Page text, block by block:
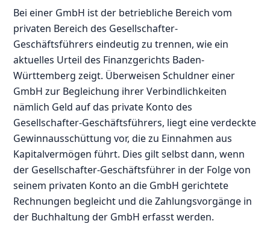
Bei einer GmbH ist der betriebliche Bereich vom
privaten Bereich des Gesellschafter-
Geschäftsführers eindeutig zu trennen, wie ein
aktuelles Urteil des Finanzgerichts Baden-
Württemberg zeigt. Überweisen Schuldner einer
GmbH zur Begleichung ihrer Verbindlichkeiten
nämlich Geld auf das private Konto des
Gesellschafter-Geschäftsführers, liegt eine verdeckte
Gewinnausschüttung vor, die zu Einnahmen aus
Kapitalvermögen führt. Dies gilt selbst dann, wenn
der Gesellschafter-Geschäftsführer in der Folge von
seinem privaten Konto an die GmbH gerichtete
Rechnungen begleicht und die Zahlungsvorgänge in
der Buchhaltung der GmbH erfasst werden.